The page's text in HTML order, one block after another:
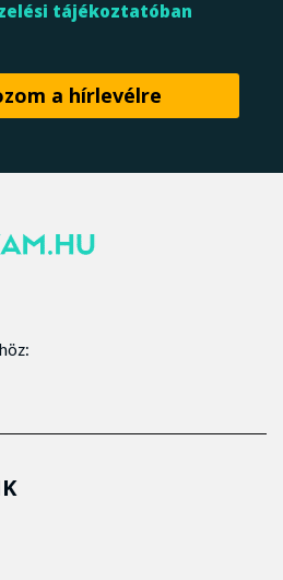
tájékoztatóban